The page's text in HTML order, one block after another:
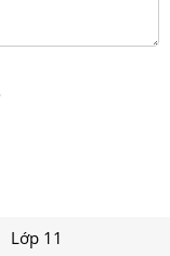
Lớp 11